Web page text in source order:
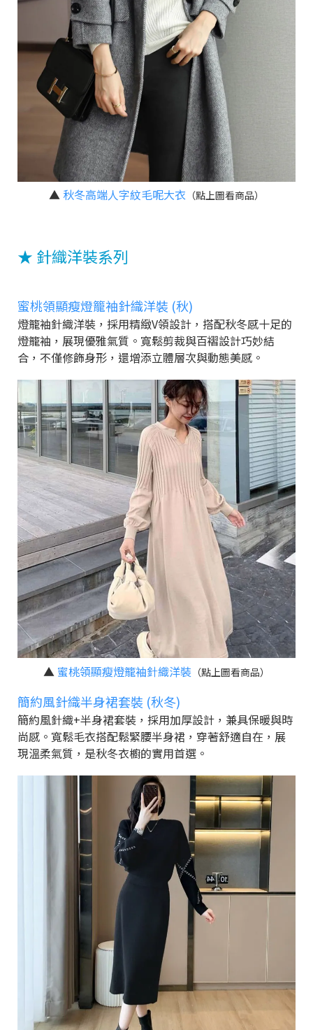
▲ 秋冬高端人字紋毛呢大衣 （點上圖看商品）
★ 針織洋裝系列
蜜桃領顯瘦燈籠袖針織洋裝 (秋)
燈籠袖針織洋裝，採用精緻V領設計，搭配秋冬感十足的
燈籠袖，展現優雅氣質。寬鬆剪裁與百褶設計巧妙結
合，不僅修飾身形，還增添立體層次與動態美感。
▲ 蜜桃領顯瘦燈籠袖針織洋裝 （點上圖看商品）
簡約風針織半身裙套裝 (秋冬)
簡約風針織+半身裙套裝，採用加厚設計，兼具保暖與時
尚感。寬鬆毛衣搭配鬆緊腰半身裙，穿著舒適自在，展
現溫柔氣質，是秋冬衣櫥的實用首選。